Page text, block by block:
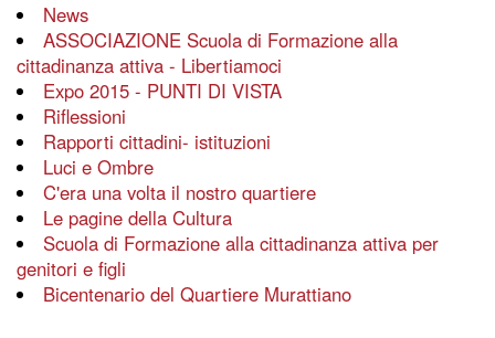
News
ASSOCIAZIONE Scuola di Formazione alla
cittadinanza attiva - Libertiamoci
Expo 2015 - PUNTI DI VISTA
Riflessioni
Rapporti cittadini- istituzioni
Luci e Ombre
C'era una volta il nostro quartiere
Le pagine della Cultura
Scuola di Formazione alla cittadinanza attiva per
genitori e figli
Bicentenario del Quartiere Murattiano